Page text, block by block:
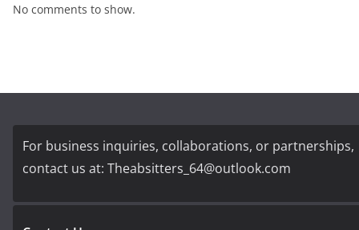
No comments to show.
For business inquiries, collaborations, or partnerships,
contact us at: Theabsitters_64@outlook.com